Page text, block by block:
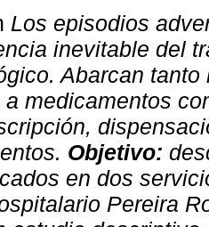
Los episodios
inevitable del
Abarcan
medicamentos
Objetivo:
en dos
Pereira